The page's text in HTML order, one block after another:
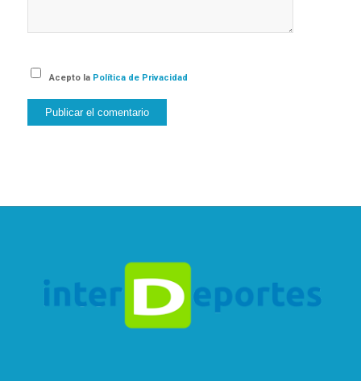
Acepto la Política de Privacidad